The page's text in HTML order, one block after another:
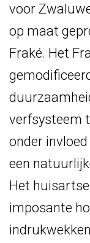
voor
op maat
Fraké. Het
verfsysteem
onder
een
Het
imposante